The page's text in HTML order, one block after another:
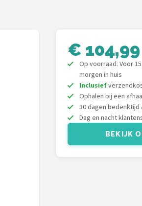
€ 104,99
Op voorraad. Voor
morgen in huis
Inclusief
Ophalen bij een
30 dagen bedenktijd
Dag en nacht
BEKIJK